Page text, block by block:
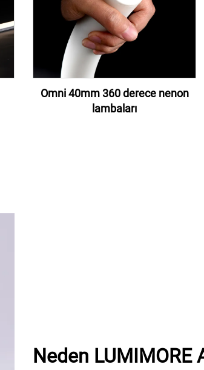
Omni 40mm 360 derece nenon
lambaları
Neden LUMIMORE